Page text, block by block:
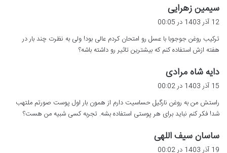
سیمین زهرایی
ف
12 آذر 1403 در 00:05
ترکیب روغن جوجوبا با عسل رو امتحان کردم عالی بود! ولی به نظرت چند بار در
هفته ازش استفاده کنم که بیشترین تاثیر رو داشته باشه؟
دایه شاه مرادی
ف
:
15 آذر 1403 در 00:02
راستش من به روغن نارگیل حساسیت دارم از همون بار اول پوست صورتم ملتهب
شد! فکر کنم نباید برای هر پوستی استفاده بشه. تجربه کسی شبیه من هست؟
ساسان سیف اللهی
19 آذر 1403 در 00:02